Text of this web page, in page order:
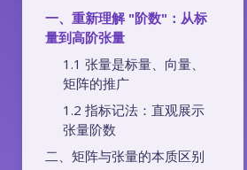
一、重新理解 "阶数"：从标
量到高阶张量
1.1 张量是标量、向量、
矩阵的推广
1.2 指标记法：直观展示
张量阶数
二、矩阵与张量的本质区别